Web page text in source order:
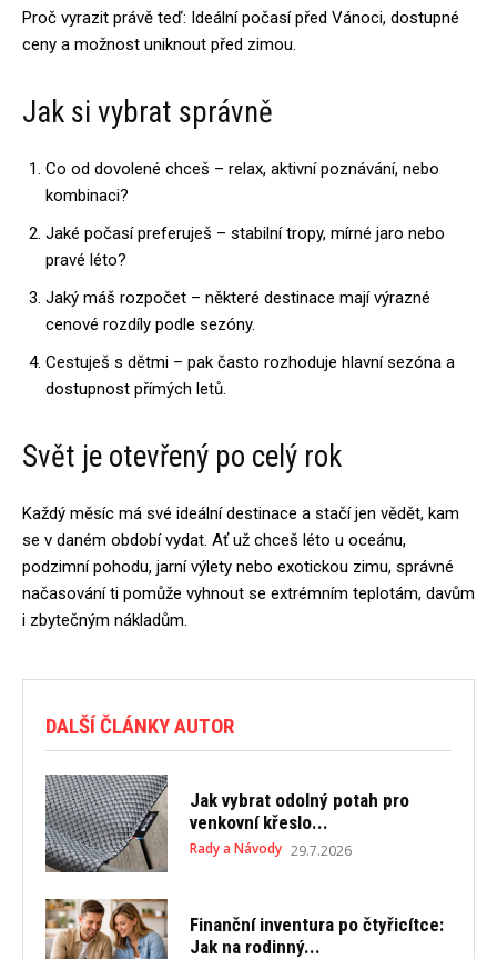
Proč vyrazit právě teď: Ideální počasí před Vánoci, dostupné
ceny a možnost uniknout před zimou.
Jak si vybrat správně
Co od dovolené chceš – relax, aktivní poznávání, nebo
kombinaci?
Jaké počasí preferuješ – stabilní tropy, mírné jaro nebo
pravé léto?
Jaký máš rozpočet – některé destinace mají výrazné
cenové rozdíly podle sezóny.
Cestuješ s dětmi – pak často rozhoduje hlavní sezóna a
dostupnost přímých letů.
Svět je otevřený po celý rok
Každý měsíc má své ideální destinace a stačí jen vědět, kam
se v daném období vydat. Ať už chceš léto u oceánu,
podzimní pohodu, jarní výlety nebo exotickou zimu, správné
načasování ti pomůže vyhnout se extrémním teplotám, davům
i zbytečným nákladům.
DALŠÍ ČLÁNKY AUTOR
Jak vybrat odolný potah pro
venkovní křeslo...
Rady a Návody 29.7.2026
Finanční inventura po čtyřicítce:
Jak na rodinný...